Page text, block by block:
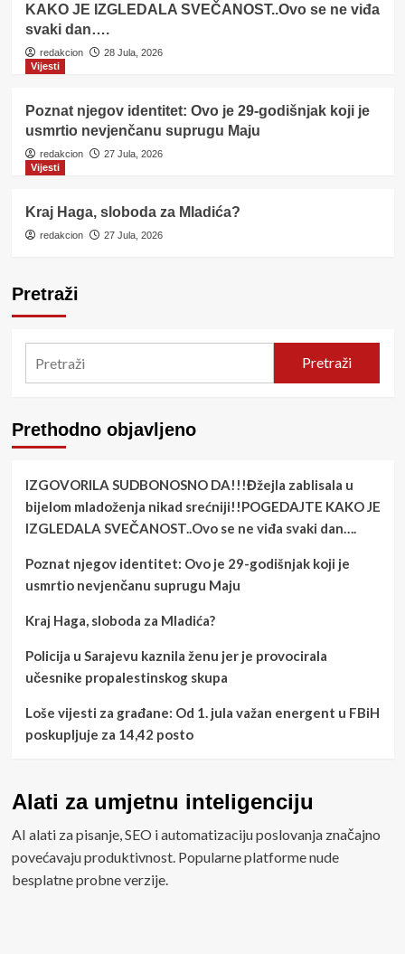
KAKO JE IZGLEDALA SVEČANOST..Ovo se ne viđa
svaki dan….
redakcion
28 Jula, 2026
Vijesti
Poznat njegov identitet: Ovo je 29-godišnjak koji je
usmrtio nevjenčanu suprugu Maju
redakcion
27 Jula, 2026
Vijesti
Kraj Haga, sloboda za Mladića?
redakcion 27 Jula, 2026
Pretraži
Pretraži
Prethodno objavljeno
IZGOVORILA SUDBONOSNO DA!!!Đžejla zablisala u
bijelom mladoženja nikad srećniji!!POGEDAJTE KAKO JE
IZGLEDALA SVEČANOST..Ovo se ne viđa svaki dan….
Poznat njegov identitet: Ovo je 29-godišnjak koji je
usmrtio nevjenčanu suprugu Maju
Kraj Haga, sloboda za Mladića?
Policija u Sarajevu kaznila ženu jer je provocirala
učesnike propalestinskog skupa
Loše vijesti za građane: Od 1. jula važan energent u FBiH
poskupljuje za 14,42 posto
Alati za umjetnu inteligenciju
AI alati za pisanje, SEO i automatizaciju poslovanja značajno
povećavaju produktivnost. Popularne platforme nude
besplatne probne verzije.